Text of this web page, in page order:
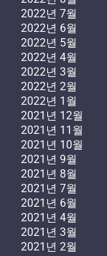
2022년 7월
2022년 6월
2022년 5월
2022년 4월
2022년 3월
2022년 2월
2022년 1월
2021년 12월
2021년 11월
2021년 10월
2021년 9월
2021년 8월
2021년 7월
2021년 6월
2021년 4월
2021년 3월
2021년 2월